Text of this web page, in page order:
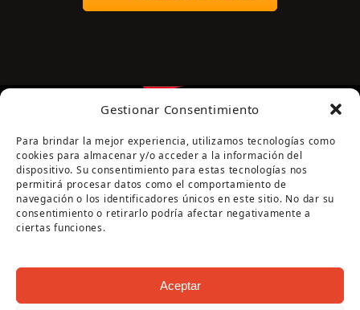
Gestionar Consentimiento
Para brindar la mejor experiencia, utilizamos tecnologías como
cookies para almacenar y/o acceder a la información del
dispositivo. Su consentimiento para estas tecnologías nos
permitirá procesar datos como el comportamiento de
navegación o los identificadores únicos en este sitio. No dar su
consentimiento o retirarlo podría afectar negativamente a
ciertas funciones.
Aceptar
Página cofinanciada por la Diputación de Córdoba